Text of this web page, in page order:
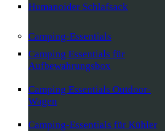
Humanoider Schlafsack
Camping-Essentials
Camping Essentials für
Aufbewahrungsbox
Camping Essentials Outdoor-
Wagen
Camping-Essentials für Kühler